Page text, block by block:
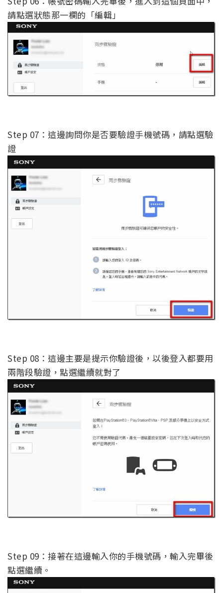
請點選狀態那一欄的「編輯」
Step 07：這邊詢問你是否要驗證手機號碼，請點選驗
證
Step 08：這邊主要是提示你驗證後，以後登入都要用
兩階段驗證，點選繼續就對了
Step 09：接著在這邊輸入你的手機號碼，輸入完畢後
點選繼續。